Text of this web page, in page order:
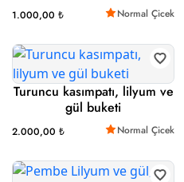
1.000,00 ₺ Normal Çicek
Turuncu kasımpatı, lilyum ve
gül buketi
2.000,00 ₺ Normal Çicek